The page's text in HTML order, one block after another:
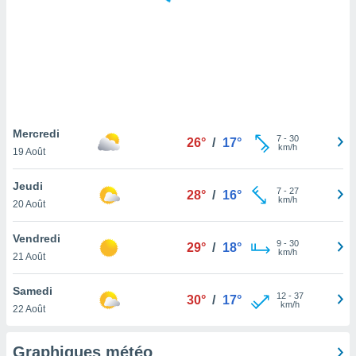
notre
que
et que
Mercredi
19 Août
26° / 17° 7- 30
km/h
Jeudi
20 Août
28° / 16° 7- 27
km/h
Vendredi
21 Août
29° / 18° 9- 30
km/h
Samedi
22 Août
30° / 17° 12- 37
km/h
Graphiques météo